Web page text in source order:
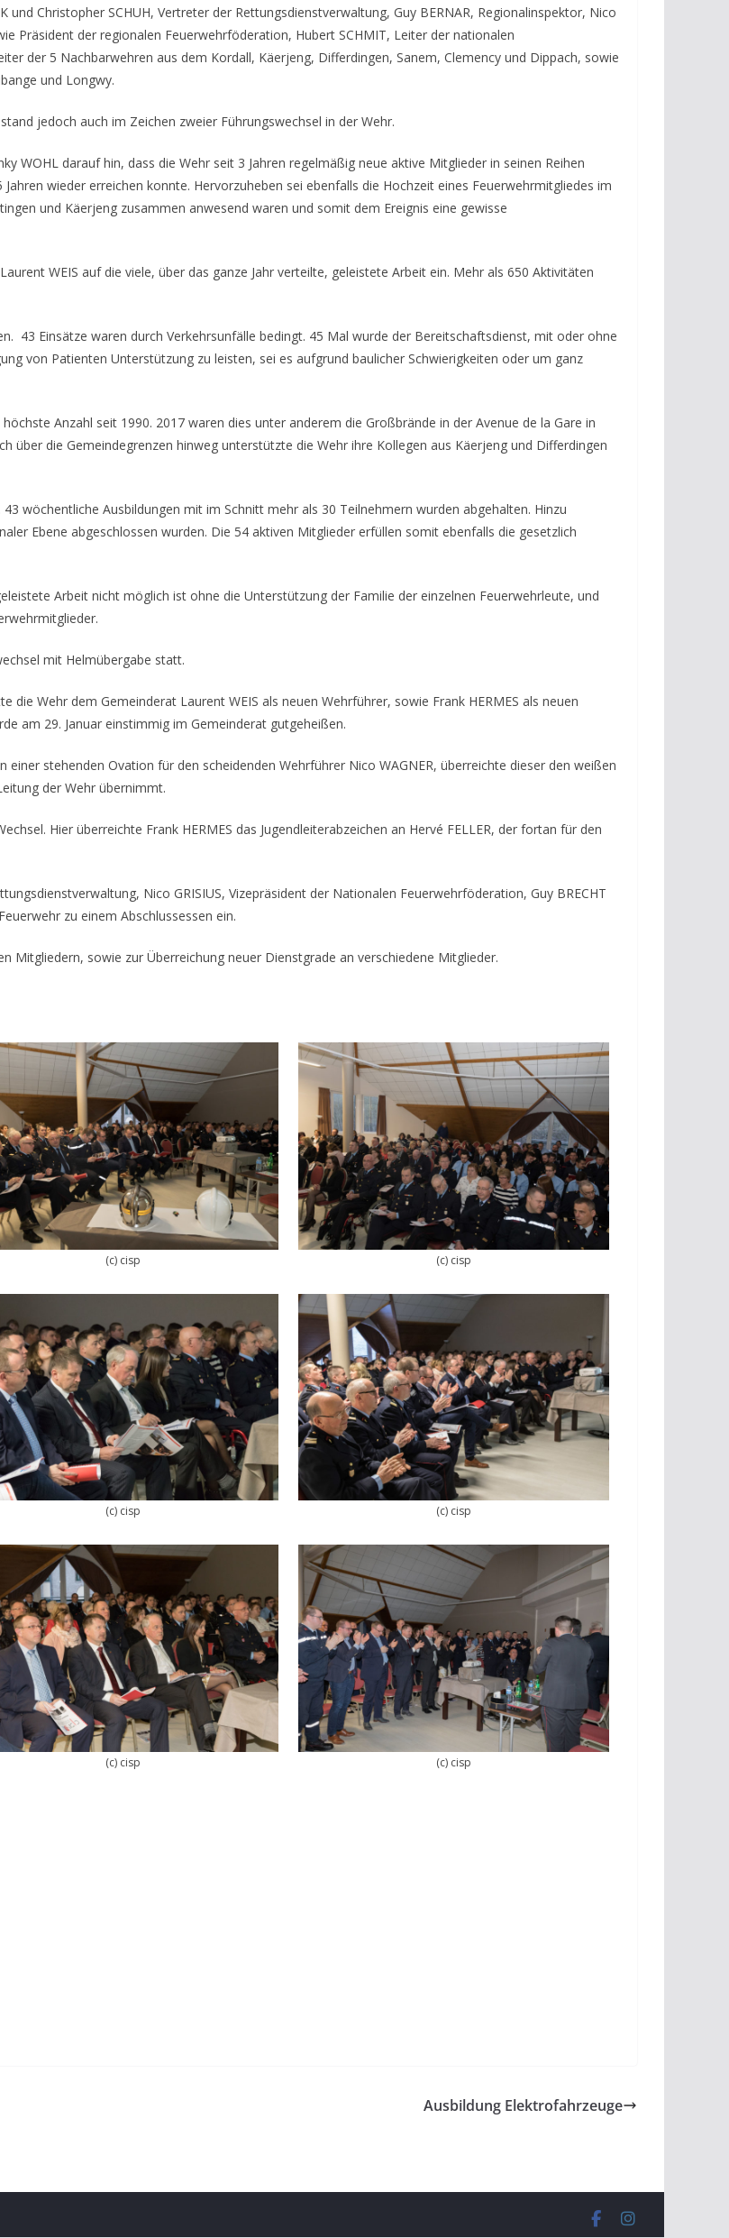
Christopher SCHUH, Vertreter der Rettungsdienstverwaltung, Guy BERNAR, Regionalinspektor, Nico
Präsident der regionalen Feuerwehrföderation, Hubert SCHMIT, Leiter der nationalen
der 5 Nachbarwehren aus dem Kordall, Käerjeng, Differdingen, Sanem, Clemency und Dippach, sowie
und Longwy.
jedoch auch im Zeichen zweier Führungswechsel in der Wehr.
WOHL darauf hin, dass die Wehr seit 3 Jahren regelmäßig neue aktive Mitglieder in seinen Reihen
wieder erreichen konnte. Hervorzuheben sei ebenfalls die Hochzeit eines Feuerwehrmitgliedes im
und Käerjeng zusammen anwesend waren und somit dem Ereignis eine gewisse
WEIS auf die viele, über das ganze Jahr verteilte, geleistete Arbeit ein. Mehr als 650 Aktivitäten
43 Einsätze waren durch Verkehrsunfälle bedingt. 45 Mal wurde der Bereitschaftsdienst, mit oder ohne
von Patienten Unterstützung zu leisten, sei es aufgrund baulicher Schwierigkeiten oder um ganz
Anzahl seit 1990. 2017 waren dies unter anderem die Großbrände in der Avenue de la Gare in
über die Gemeindegrenzen hinweg unterstützte die Wehr ihre Kollegen aus Käerjeng und Differdingen
wöchentliche Ausbildungen mit im Schnitt mehr als 30 Teilnehmern wurden abgehalten. Hinzu
Ebene abgeschlossen wurden. Die 54 aktiven Mitglieder erfüllen somit ebenfalls die gesetzlich
Arbeit nicht möglich ist ohne die Unterstützung der Familie der einzelnen Feuerwehrleute, und
mit Helmübergabe statt.
die Wehr dem Gemeinderat Laurent WEIS als neuen Wehrführer, sowie Frank HERMES als neuen
am 29. Januar einstimmig im Gemeinderat gutgeheißen.
stehenden Ovation für den scheidenden Wehrführer Nico WAGNER, überreichte dieser den weißen
der Wehr übernimmt.
Hier überreichte Frank HERMES das Jugendleiterabzeichen an Hervé FELLER, der fortan für den
Nico GRISIUS, Vizepräsident der Nationalen Feuerwehrföderation, Guy BRECHT
zu einem Abschlussessen ein.
Mitgliedern, sowie zur Überreichung neuer Dienstgrade an verschiedene Mitglieder.
(c) cisp (c) cisp
(c) cisp (c) cisp
(c) cisp (c) cisp
Ausbildung Elektrofahrzeuge